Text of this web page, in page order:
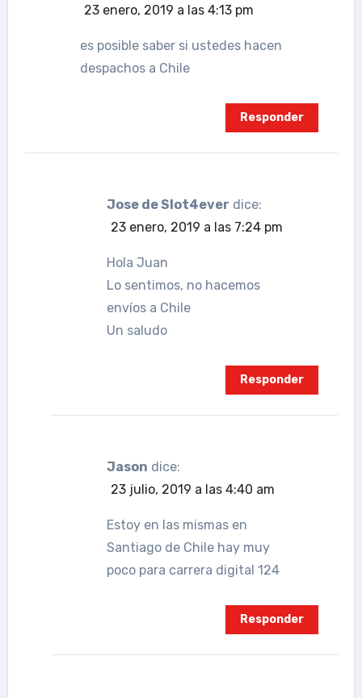
23 enero, 2019 a las 4:13 pm
es posible saber si ustedes hacen
despachos a Chile
Responder
Jose de Slot4ever dice:
23 enero, 2019 a las 7:24 pm
Hola Juan
Lo sentimos, no hacemos
envíos a Chile
Un saludo
Responder
Jason dice:
23 julio, 2019 a las 4:40 am
Estoy en las mismas en
Santiago de Chile hay muy
poco para carrera digital 124
Responder